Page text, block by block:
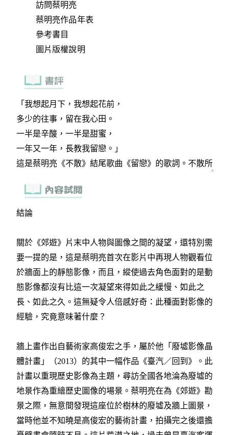
訪問蔡明亮
蔡明亮作品年表
參考書目
圖片版權說明